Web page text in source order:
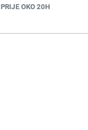
PRIJE OKO 20H